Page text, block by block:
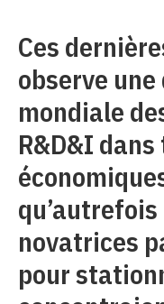
Ces
observe
mondiale
R&D&I
novatrices
pour